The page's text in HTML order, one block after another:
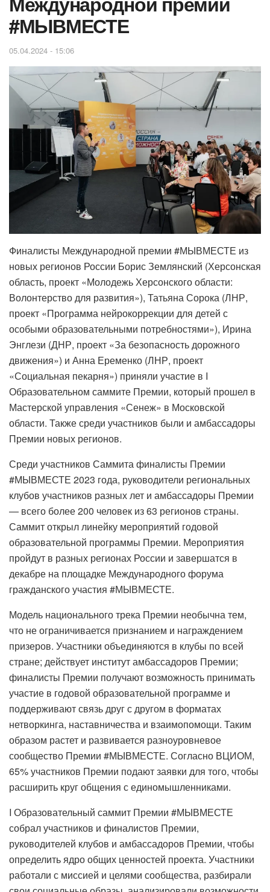
#МЫВМЕСТЕ
05.04.2024 - 15:06
Финалисты Международной премии #МЫВМЕСТЕ из
новых регионов России Борис Землянский (Херсонская
область, проект «Молодежь Херсонского области:
Волонтерство для развития»), Татьяна Сорока (ЛНР,
проект «Программа нейрокоррекции для детей с
особыми образовательными потребностями»), Ирина
Энглези (ДНР, проект «За безопасность дорожного
движения») и Анна Еременко (ЛНР, проект
«Социальная пекарня») приняли участие в I
Образовательном саммите Премии, который прошел в
Мастерской управления «Сенеж» в Московской
области. Также среди участников были и амбассадоры
Премии новых регионов.
Среди участников Саммита финалисты Премии
#МЫВМЕСТЕ 2023 года, руководители региональных
клубов участников разных лет и амбассадоры Премии
— всего более 200 человек из 63 регионов страны.
Саммит открыл линейку мероприятий годовой
образовательной программы Премии. Мероприятия
пройдут в разных регионах России и завершатся в
декабре на площадке Международного форума
гражданского участия #МЫВМЕСТЕ.
Модель национального трека Премии необычна тем,
что не ограничивается признанием и награждением
призеров. Участники объединяются в клубы по всей
стране; действует институт амбассадоров Премии;
финалисты Премии получают возможность принимать
участие в годовой образовательной программе и
поддерживают связь друг с другом в форматах
нетворкинга, наставничества и взаимопомощи. Таким
образом растет и развивается разноуровневое
сообщество Премии #МЫВМЕСТЕ. Согласно ВЦИОМ,
65% участников Премии подают заявки для того, чтобы
расширить круг общения с единомышленниками.
I Образовательный саммит Премии #МЫВМЕСТЕ
собрал участников и финалистов Премии,
руководителей клубов и амбассадоров Премии, чтобы
определить ядро общих ценностей проекта. Участники
работали с миссией и целями сообщества, разбирали